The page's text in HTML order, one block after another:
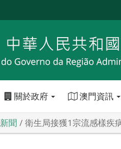
關於政府 澳門資訊
新聞 衛生局接獲1宗流感樣疾